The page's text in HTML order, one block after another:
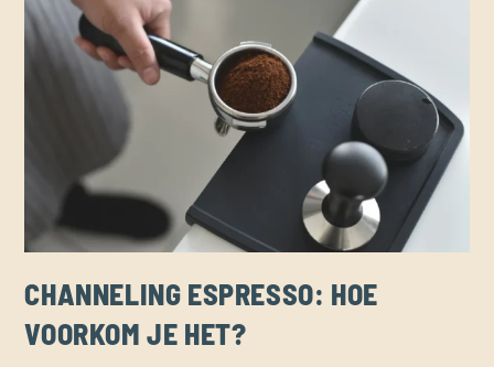
CHANNELING ESPRESSO: HOE
VOORKOM JE HET?